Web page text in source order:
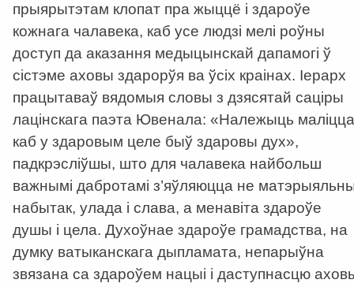
прыярытэтам клопат пра жыццё і здароўе
кожнага чалавека, каб усе людзі мелі роўны
доступ да аказання медыцынскай дапамогі ў
сістэме аховы здарорўя ва ўсіх краінах. Іерарх
працытаваў вядомыя словы з дзясятай саціры
лацінскага паэта Ювенала: «Належыць
каб у здаровым целе быў здаровы дух»,
падкрэсліўшы, што для чалавека найбольш
важнымі дабротамі з’яўляюцца не
набытак, улада і слава, а менавіта здароўе
душы і цела. Духоўнае здароўе грамадства, на
думку ватыканскага дыпламата, непарыўна
звязана са здароўем нацыі і даступнасцю